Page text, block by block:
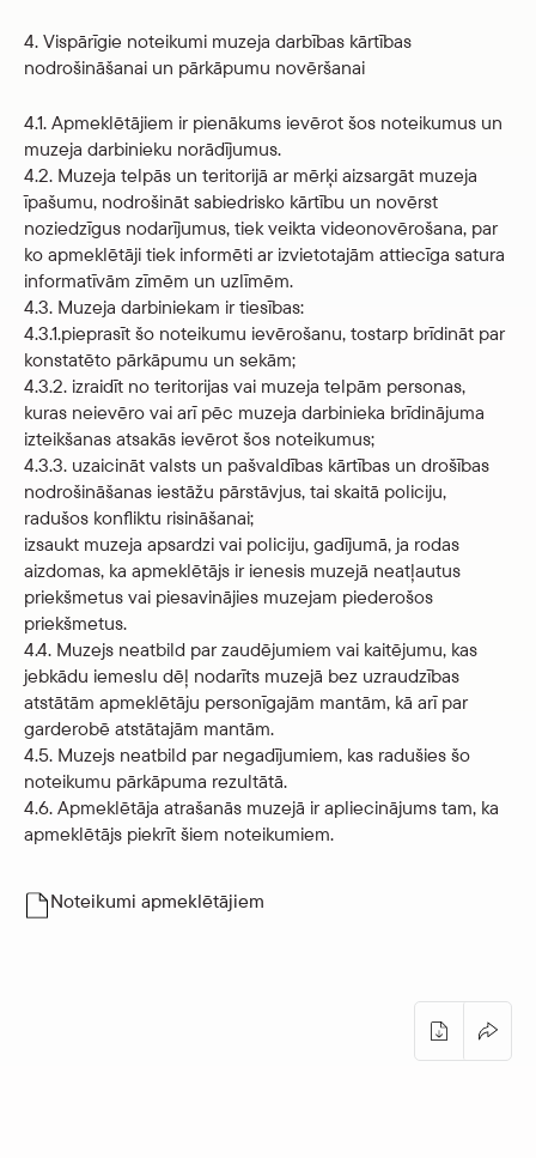
4. Vispārīgie noteikumi muzeja darbības kārtības
nodrošināšanai un pārkāpumu novēršanai
4.1. Apmeklētājiem ir pienākums ievērot šos noteikumus un
muzeja darbinieku norādījumus.
4.2. Muzeja telpās un teritorijā ar mērķi aizsargāt muzeja
īpašumu, nodrošināt sabiedrisko kārtību un novērst
noziedzīgus nodarījumus, tiek veikta videonovērošana, par
ko apmeklētāji tiek informēti ar izvietotajām attiecīga satura
informatīvām zīmēm un uzlīmēm.
4.3. Muzeja darbiniekam ir tiesības:
4.3.1.pieprasīt šo noteikumu ievērošanu, tostarp brīdināt par
konstatēto pārkāpumu un sekām;
4.3.2. izraidīt no teritorijas vai muzeja telpām personas,
kuras neievēro vai arī pēc muzeja darbinieka brīdinājuma
izteikšanas atsakās ievērot šos noteikumus;
4.3.3. uzaicināt valsts un pašvaldības kārtības un drošības
nodrošināšanas iestāžu pārstāvjus, tai skaitā policiju,
radušos konfliktu risināšanai;
izsaukt muzeja apsardzi vai policiju, gadījumā, ja rodas
aizdomas, ka apmeklētājs ir ienesis muzejā neatļautus
priekšmetus vai piesavinājies muzejam piederošos
priekšmetus.
4.4. Muzejs neatbild par zaudējumiem vai kaitējumu, kas
jebkādu iemeslu dēļ nodarīts muzejā bez uzraudzības
atstātām apmeklētāju personīgajām mantām, kā arī par
garderobē atstātajām mantām.
4.5. Muzejs neatbild par negadījumiem, kas radušies šo
noteikumu pārkāpuma rezultātā.
4.6. Apmeklētāja atrašanās muzejā ir apliecinājums tam, ka
apmeklētājs piekrīt šiem noteikumiem.
Noteikumi apmeklētājiem